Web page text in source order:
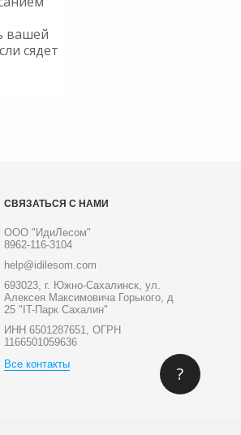
вашей
сядет
СВЯЗАТЬСЯ С НАМИ
ООО "ИдиЛесом"
8962-116-3104
help@idilesom.com
693023, г. Южно-Сахалинск, ул.
Алексея Максимовича Горького, д
25 "IT-Парк Сахалин"
ИНН 6501287651, ОГРН
1166501059636
Все контакты
?